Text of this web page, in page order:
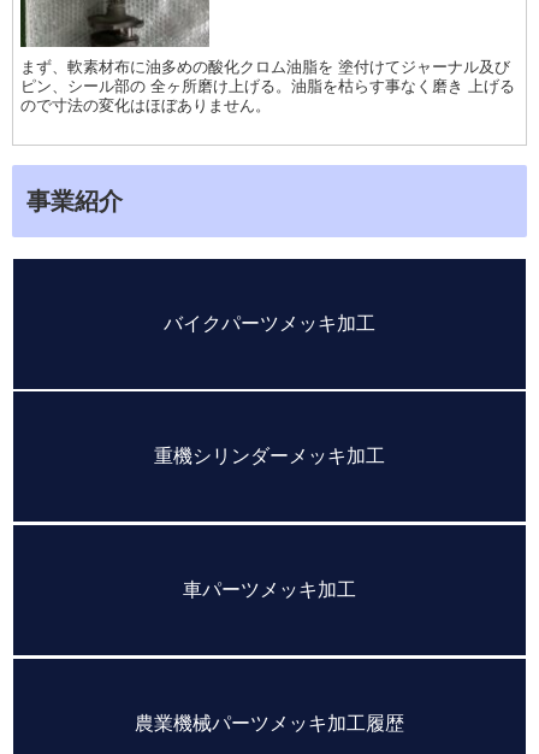
まず、軟素材布に油多めの酸化クロム油脂を 塗付けてジャーナル及び
ピン、シール部の 全ヶ所磨け上げる。油脂を枯らす事なく磨き 上げる
ので寸法の変化はほぼありません。
事業紹介
バイクパーツメッキ加工
重機シリンダーメッキ加工
車パーツメッキ加工
農業機械パーツメッキ加工履歴